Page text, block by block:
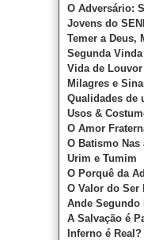
O Adversário:
Jovens do
Temer a Deus,
Segunda
Vida de Louvor
Milagres e
Qualidades de
Usos &
O Amor
O Batismo Nas
Urim e Tumim
O Porquê da
O Valor do Ser
Ande Segundo
A Salvação é
Inferno é Real?